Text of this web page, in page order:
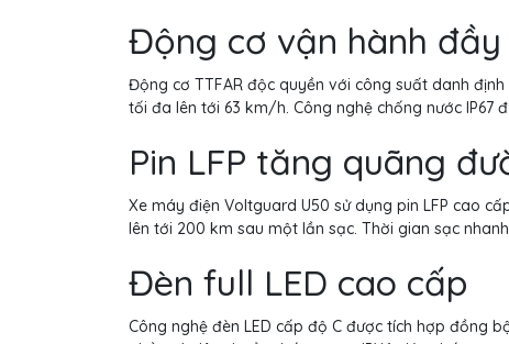
Động cơ vận hành đầy
Động cơ TTFAR độc quyền với công suất danh
tối đa lên tới 63 km/h. Công nghệ chống nước
Pin LFP tăng quãng
Xe máy điện Voltguard U50 sử dụng pin LFP cao
lên tới 200 km sau một lần sạc. Thời gian sạc
Đèn full LED cao cấp
Công nghệ đèn LED cấp độ C được tích hợp đồng